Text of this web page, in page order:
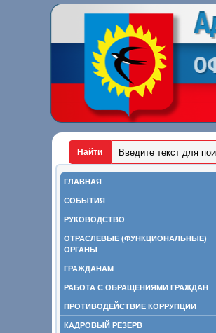
ГЛАВНАЯ
СОБЫТИЯ
РУКОВОДСТВО
ОТРАСЛЕВЫЕ (ФУНКЦИОНАЛЬНЫЕ)
ОРГАНЫ
ГРАЖДАНАМ
РАБОТА С ОБРАЩЕНИЯМИ ГРАЖДАН
ПРОТИВОДЕЙСТВИЕ КОРРУПЦИИ
КАДРОВЫЙ РЕЗЕРВ